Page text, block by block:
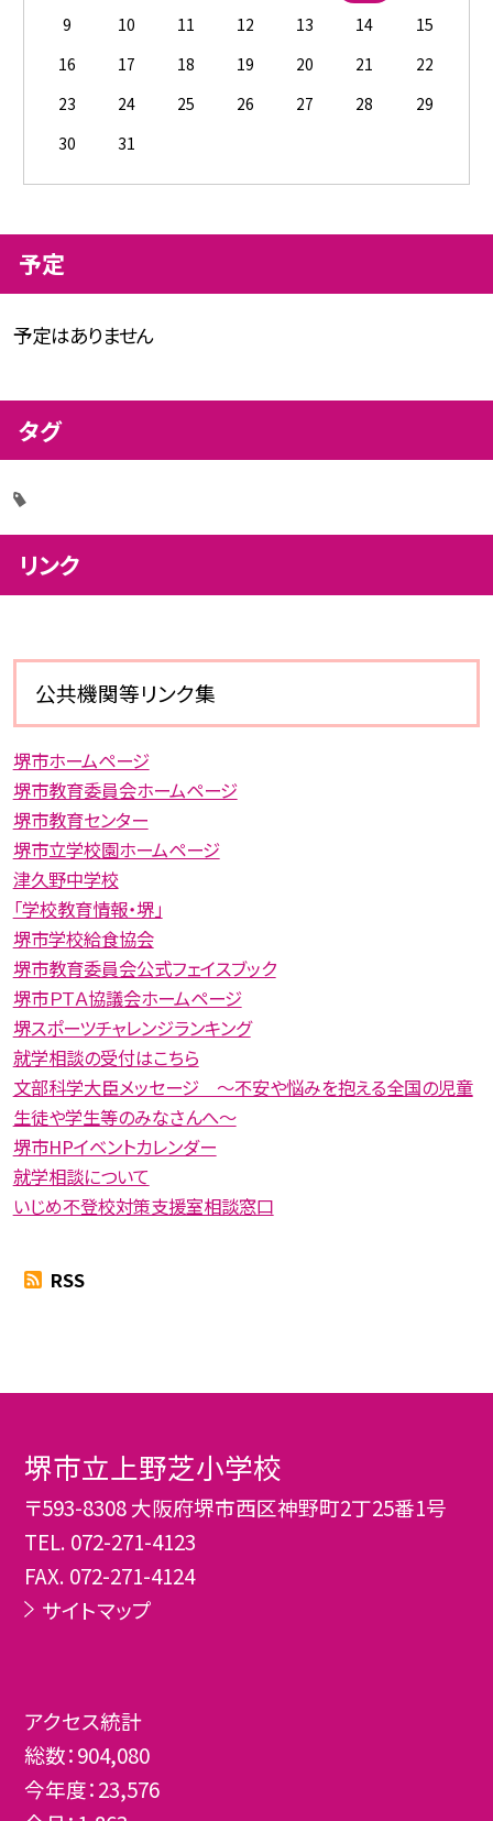
9
10 11 12 13 14
15
16
17 18 19 20 21
22
23
24 25 26 27 28
29
30
31
予定
予定はありません
タグ
リンク
公共機関等リンク集
堺市ホームページ
堺市教育委員会ホームページ
堺市教育センター
堺市立学校園ホームページ
津久野中学校
「学校教育情報・堺」
堺市学校給食協会
堺市教育委員会公式フェイスブック
堺市ＰＴＡ協議会ホームページ
堺スポーツチャレンジランキング
就学相談の受付はこちら
文部科学大臣メッセージ 〜不安や悩みを抱える全国の児童
生徒や学生等のみなさんへ〜
堺市HPイベントカレンダー
就学相談について
いじめ不登校対策支援室相談窓口
RSS
堺市立上野芝小学校
〒593-8308 大阪府堺市西区神野町2丁25番1号
TEL. 072-271-4123
FAX. 072-271-4124
サイトマップ
アクセス統計
総数：904,080
今年度：23,576